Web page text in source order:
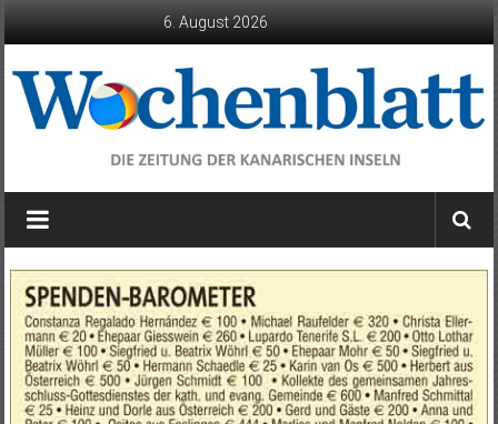
6. August 2026
Wochenblatt
die
der
Kanarischen
Inseln